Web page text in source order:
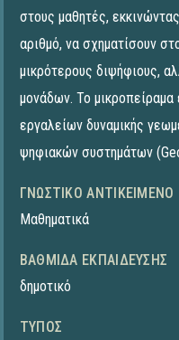
στους μαθητές,
αριθμό, να σχηματίσουν
μικρότερους διψήφιους,
μονάδων. To μικροπείραμα
εργαλείων δυναμικής
ψηφιακών συστημάτων
ΓΝΩΣΤΙΚΌ ΑΝΤΙΚΕΊΜΕΝΟ
Μαθηματικά
ΒΑΘΜΊΔΑ ΕΚΠΑΊΔΕΥΣΗΣ
δημοτικό
ΤΎΠΟΣ